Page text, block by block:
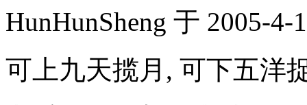
HunHunSheng 于 2005-4-
可上九天揽月, 可下五洋